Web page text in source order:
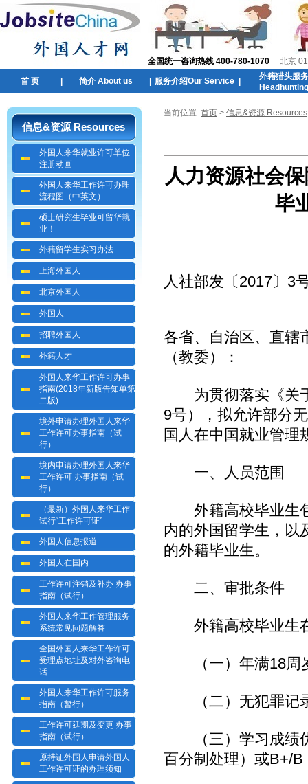
全国统一咨询热线 400-780-1070 北京
首 页 简介 About us 服务介绍Our Service
外籍猎头服
信息&资源 Resources
外国人来华就业许可单位
注册动画
外国人来华工作许可办理
流程图（中英文）
硕士研究生毕业可留华就
业！
外籍留学生实习办法
上海外国人
北京外国人
外国人
招聘外国人
外籍人才
外国人来华工作许可办事
指南(2018年新版告知单第
二版)
境外申请办理外国人来华
工作许可办事指南（试
行）
境内申请办理外国人来华
工作许可 办事指南（试
行）
（最新）外国人来华工作
试行“工作许可证”
外国人信息报道
外国人在国内
工作许可注销及补办 办事
指南（试行）
外国人来华工作管理服务
系统常见问题解答
全国外国人来华工作许可
受理点地址及对外咨询电
话
外国人来华工作许可服务
指南（暂行）
工作许可延期及变更 办事
指南（试行）
原持证外国人申请外国人
工作许可证的办理须知
当前位置: 首页 > 信息&资源 Resources
人力资源社会
毕
人社部发〔2017〕3
各省、自治区、直辖
（教委）：
为贯彻落实《关于
9号），拟允许部分
国人在中国就业管理
一、人员范围
外籍高校毕业生包
内的外国留学生，以
的外籍毕业生。
二、审批条件
外籍高校毕业生在
（一）年满18周
（二）无犯罪记
（三）学习成绩优
百分制处理）或B+/